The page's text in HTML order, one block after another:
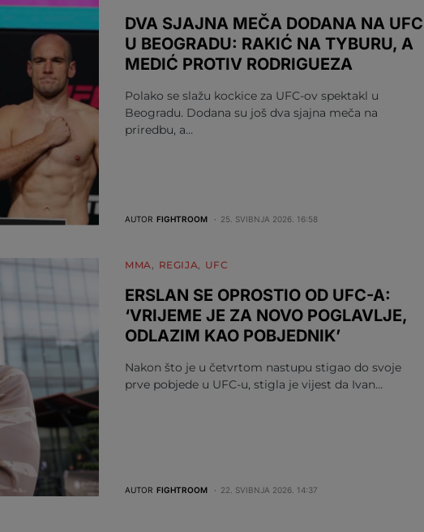
DVA SJAJNA MEČA DODANA NA UFC
U BEOGRADU: RAKIĆ NA TYBURU, A
MEDIĆ PROTIV RODRIGUEZA
Polako se slažu kockice za UFC-ov spektakl u
Beogradu. Dodana su još dva sjajna meča na
priredbu, a…
AUTOR FIGHTROOM 25. SVIBNJA 2026. 16:58
MMA REGIJA UFC
ERSLAN SE OPROSTIO OD UFC-A:
‘VRIJEME JE ZA NOVO POGLAVLJE,
ODLAZIM KAO POBJEDNIK’
Nakon što je u četvrtom nastupu stigao do svoje
prve pobjede u UFC-u, stigla je vijest da Ivan…
AUTOR FIGHTROOM 22. SVIBNJA 2026. 14:37